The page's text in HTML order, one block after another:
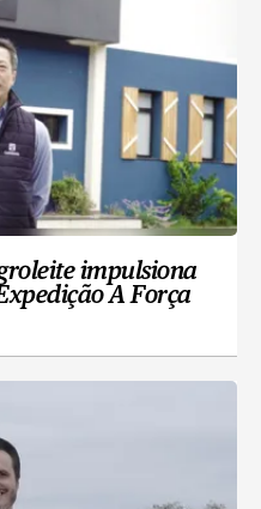
impulsiona
A Força